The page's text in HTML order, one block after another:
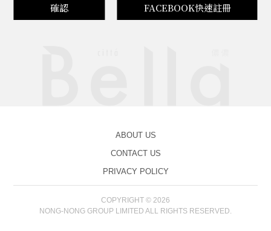
確認 FACEBOOK快速註冊
ABOUT US
CONTACT US
PRIVACY POLICY
COPYRIGHT © 2026
NONG-NONG GROUP LIMITED ALL RIGHTS RESERVED.